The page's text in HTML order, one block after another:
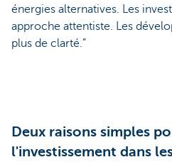
énergies alternatives. Les
approche attentiste. Les
plus de clarté.”
Deux raisons simples
l'investissement dans